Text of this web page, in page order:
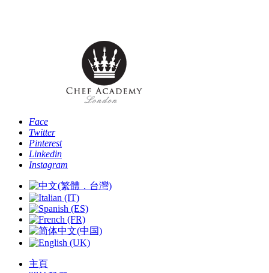
Face
Twitter
Pinterest
Linkedin
Instagram
主頁